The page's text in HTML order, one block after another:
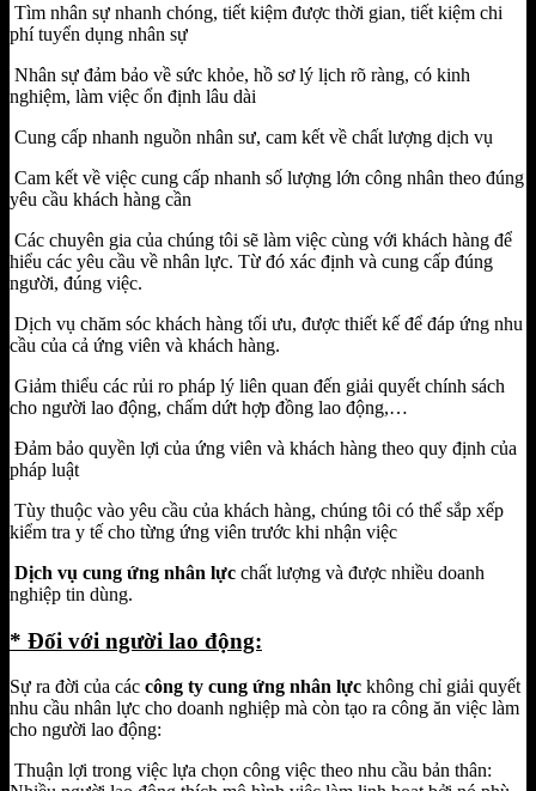
Tìm nhân sự nhanh chóng, tiết kiệm được thời gian, tiết kiệm chi
phí tuyển dụng nhân sự
Nhân sự đảm bảo về sức khỏe, hồ sơ lý lịch rõ ràng, có kinh
nghiệm, làm việc ổn định lâu dài
Cung cấp nhanh nguồn nhân sư, cam kết về chất lượng dịch vụ
Cam kết về việc cung cấp nhanh số lượng lớn công nhân theo đúng
yêu cầu khách hàng cần
Các chuyên gia của chúng tôi sẽ làm việc cùng với khách hàng để
hiểu các yêu cầu về nhân lực. Từ đó xác định và cung cấp đúng
người, đúng việc.
Dịch vụ chăm sóc khách hàng tối ưu, được thiết kế để đáp ứng nhu
cầu của cả ứng viên và khách hàng.
Giảm thiểu các rủi ro pháp lý liên quan đến giải quyết chính sách
cho người lao động, chấm dứt hợp đồng lao động,…
Đảm bảo quyền lợi của ứng viên và khách hàng theo quy định của
pháp luật
Tùy thuộc vào yêu cầu của khách hàng, chúng tôi có thể sắp xếp
kiểm tra y tế cho từng ứng viên trước khi nhận việc
Dịch vụ cung ứng nhân lực chất lượng và được nhiều doanh
nghiệp tin dùng.
* Đối với người lao động:
Sự ra đời của các công ty cung ứng nhân lực không chỉ giải quyết
nhu cầu nhân lực cho doanh nghiệp mà còn tạo ra công ăn việc làm
cho người lao động:
Thuận lợi trong việc lựa chọn công việc theo nhu cầu bản thân: